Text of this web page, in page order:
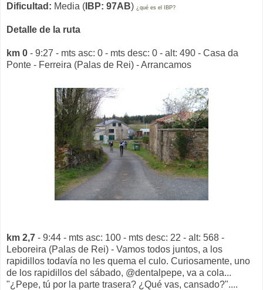
Dificultad: Media ( IBP: 97AB) ¿qué es el IBP?
Detalle de la ruta
km 0 - 9:27 - mts asc: 0 - mts desc: 0 - alt: 490 - Casa da
Ponte - Ferreira (Palas de Rei) - Arrancamos
km 2,7 - 9:44 - mts asc: 100 - mts desc: 22 - alt: 568 -
Leboreira (Palas de Rei) - Vamos todos juntos, a los
rapidillos todavía no les quema el culo. Curiosamente, uno
de los rapidillos del sábado, @dentalpepe, va a cola...
"¿Pepe, tú por la parte trasera? ¿Qué vas, cansado?"....